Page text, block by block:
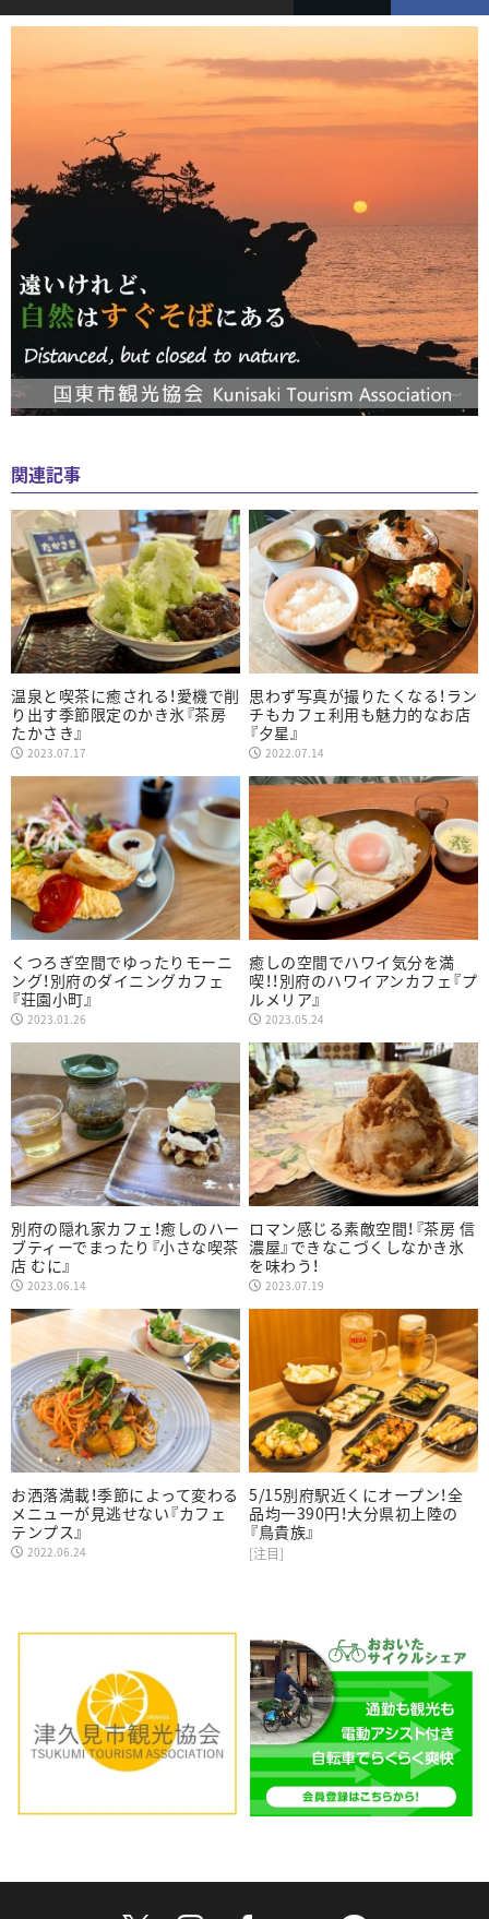
関連記事
温泉と喫茶に癒される！愛機で削
り出す季節限定のかき氷『茶房
たかさき』
2023.07.17
思わず写真が撮りたくなる！ラン
チもカフェ利用も魅力的なお店
『夕星』
2022.07.14
くつろぎ空間でゆったりモーニ
ング！別府のダイニングカフェ
『荘園小町』
2023.01.26
癒しの空間でハワイ気分を満
喫！！別府のハワイアンカフェ『プ
ルメリア』
2023.05.24
別府の隠れ家カフェ！癒しのハー
ブティーでまったり『小さな喫茶
店 むに』
2023.06.14
ロマン感じる素敵空間！『茶房 信
濃屋』できなこづくしなかき氷
を味わう！
2023.07.19
お洒落満載！季節によって変わる
メニューが見逃せない『カフェ
テンプス』
2022.06.24
5/15別府駅近くにオープン！全
品均一390円！大分県初上陸の
『鳥貴族』
[注目]